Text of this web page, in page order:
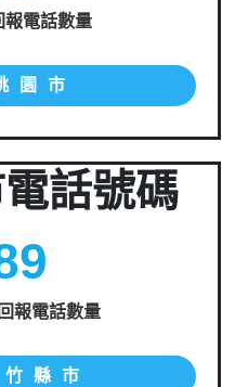
報電話數量
園市
話號碼
報電話數量
縣市